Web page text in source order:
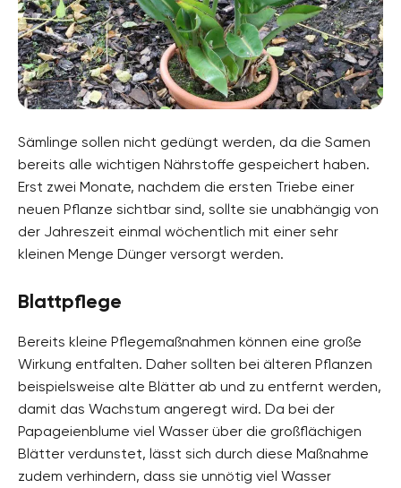
Sämlinge sollen nicht gedüngt werden, da die Samen
bereits alle wichtigen Nährstoffe gespeichert haben.
Erst zwei Monate, nachdem die ersten Triebe einer
neuen Pflanze sichtbar sind, sollte sie unabhängig von
der Jahreszeit einmal wöchentlich mit einer sehr
kleinen Menge Dünger versorgt werden.
Blattpflege
Bereits kleine Pflegemaßnahmen können eine große
Wirkung entfalten. Daher sollten bei älteren Pflanzen
beispielsweise alte Blätter ab und zu entfernt werden,
damit das Wachstum angeregt wird. Da bei der
Papageienblume viel Wasser über die großflächigen
Blätter verdunstet, lässt sich durch diese Maßnahme
zudem verhindern, dass sie unnötig viel Wasser